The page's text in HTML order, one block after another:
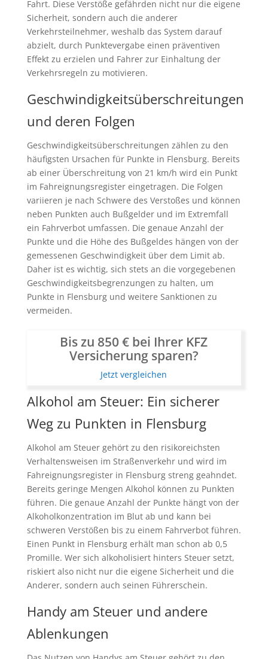
Fahrt. Diese Verstöße gefährden nicht nur die eigene
Sicherheit, sondern auch die anderer
Verkehrsteilnehmer, weshalb das System darauf
abzielt, durch Punktevergabe einen präventiven
Effekt zu erzielen und Fahrer zur Einhaltung der
Verkehrsregeln zu motivieren.
Geschwindigkeitsüberschreitungen
und deren Folgen
Geschwindigkeitsüberschreitungen zählen zu den
häufigsten Ursachen für Punkte in Flensburg. Bereits
ab einer Überschreitung von 21 km/h wird ein Punkt
im Fahreignungsregister eingetragen. Die Folgen
variieren je nach Schwere des Verstoßes und können
neben Punkten auch Bußgelder und im Extremfall
ein Fahrverbot umfassen. Die genaue Anzahl der
Punkte und die Höhe des Bußgeldes hängen von der
gemessenen Geschwindigkeit über dem Limit ab.
Daher ist es wichtig, sich stets an die vorgegebenen
Geschwindigkeitsbegrenzungen zu halten, um
Punkte in Flensburg und weitere Sanktionen zu
vermeiden.
Bis zu 850 € bei Ihrer KFZ
Versicherung sparen?
Jetzt vergleichen
Alkohol am Steuer: Ein sicherer
Weg zu Punkten in Flensburg
Alkohol am Steuer gehört zu den risikoreichsten
Verhaltensweisen im Straßenverkehr und wird im
Fahreignungsregister in Flensburg streng geahndet.
Bereits geringe Mengen Alkohol können zu Punkten
führen. Die genaue Anzahl der Punkte hängt von der
Alkoholkonzentration im Blut ab und kann bei
schweren Verstößen bis zu einem Fahrverbot führen.
Einen Punkt in Flensburg erhält man schon ab 0,5
Promille. Wer sich alkoholisiert hinters Steuer setzt,
riskiert also nicht nur die eigene Sicherheit und die
Anderer, sondern auch seinen Führerschein.
Handy am Steuer und andere
Ablenkungen